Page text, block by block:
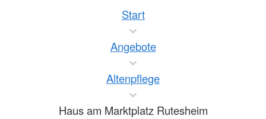
Start
Angebote
Altenpflege
Haus am Marktplatz Rutesheim